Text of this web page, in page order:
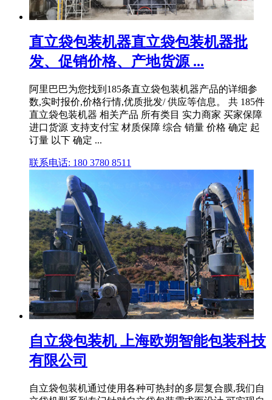
直立袋包装机器直立袋包装机器批
发、促销价格、产地货源 ...
阿里巴巴为您找到185条直立袋包装机器产品的详细参
数,实时报价,价格行情,优质批发/ 供应等信息。 共 185件
直立袋包装机器 相关产品 所有类目 实力商家 买家保障
进口货源 支持支付宝 材质保障 综合 销量 价格 确定 起
订量 以下 确定 ...
联系电话: 180 3780 8511
自立袋包装机 上海欧朔智能包装科技
有限公司
自立袋包装机通过使用各种可热封的多层复合膜,我们自